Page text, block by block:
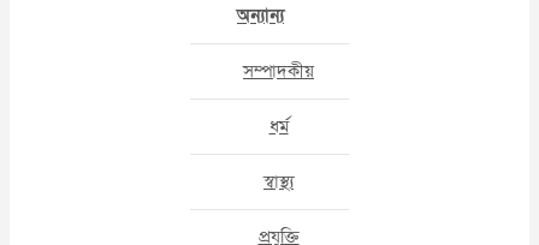
অন্যান্য
সম্পাদকীয়
ধর্ম
স্বাস্থ্য
প্রযুক্তি